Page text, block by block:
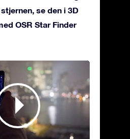
se den i 3D
OSR Star Finder